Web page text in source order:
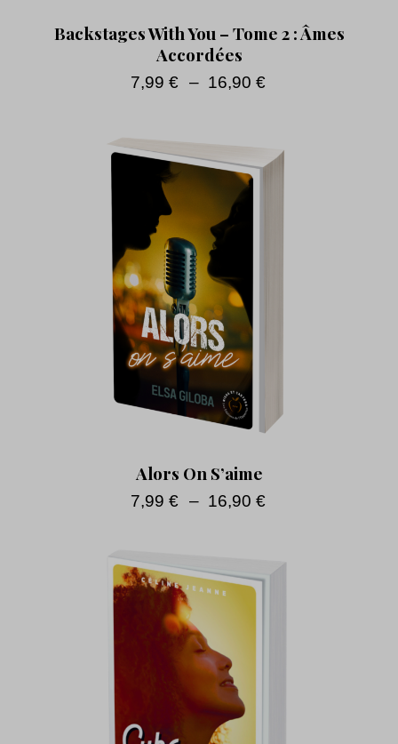
Backstages With You – Tome 2 : Âmes
Accordées
7,99 € – 16,90 €
Alors On S’aime
7,99 € – 16,90 €